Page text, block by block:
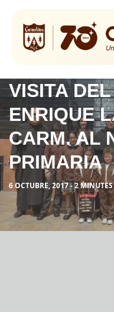
VISITA
ENRIQUE
CARM. AL
PRIMARIA
6 OCTUBRE, 2017 - 2